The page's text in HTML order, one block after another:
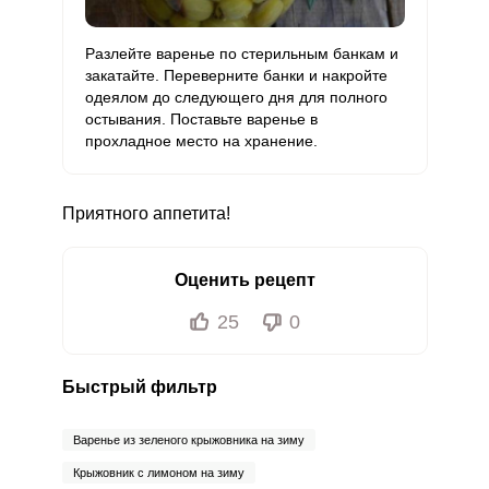
Разлейте варенье по стерильным банкам и
закатайте. Переверните банки и накройте
одеялом до следующего дня для полного
остывания. Поставьте варенье в
прохладное место на хранение.
Приятного аппетита!
Оценить рецепт
25 0
Быстрый фильтр
Варенье из зеленого крыжовника на зиму
Крыжовник с лимоном на зиму